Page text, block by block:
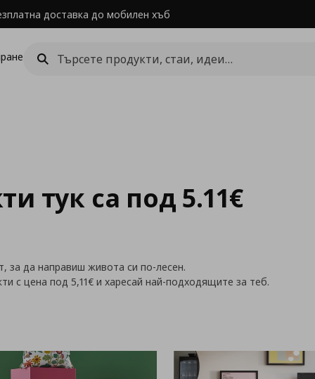
доставка до мобилен хъб
тук са под 5.11€
да направиш живота си по-лесен.
с цена под 5,11€ и харесай най-подходящите за теб.